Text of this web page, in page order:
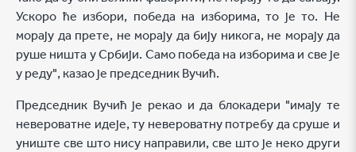
Ускоро ће избори, победа на изборима, то је то. Не
морају да прете, не морају да бију никога, не морају да
руше ништа у Србији. Само победа на изборима и све је
у реду", казао је председник Вучић.
Председник Вучић је рекао и да блокадери "имају те
невероватне идеје, ту невероватну потребу да сруше и
униште све што нису направили, све што је неко други